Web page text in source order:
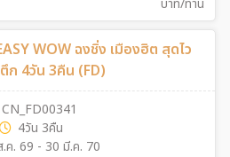
บาท/ท่าน
WOW ฉงชิ่ง เมืองฮิต สุดไว
ก 4วัน 3คืน (FD)
CN_FD00341
4วัน 3คืน
ค. 69 - 30 มี.ค. 70